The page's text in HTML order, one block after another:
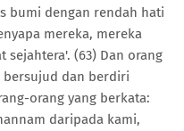
bumi dengan rendah hati
mereka, mereka
sejahtera'. (63) Dan orang
bersujud dan berdiri
orang yang berkata:
daripada kami,